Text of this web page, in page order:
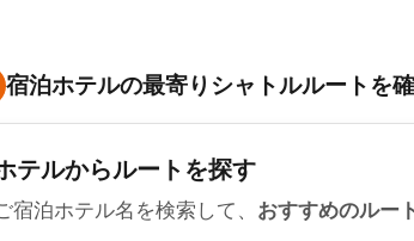
宿泊ホテルの最寄りシャトルルートを
テルからルートを探す
宿泊ホテル名を検索して、 おすすめのルー